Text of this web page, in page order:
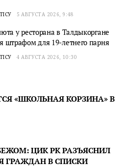
5 АВГУСТА 2026, 9:48
у ресторана в Талдыкоргане
штрафом для 19-летнего парня
4 АВГУСТА 2026, 10:30
«ШКОЛЬНАЯ КОРЗИНА» В
ЦИК РК РАЗЪЯСНИЛ
ГРАЖДАН В СПИСКИ